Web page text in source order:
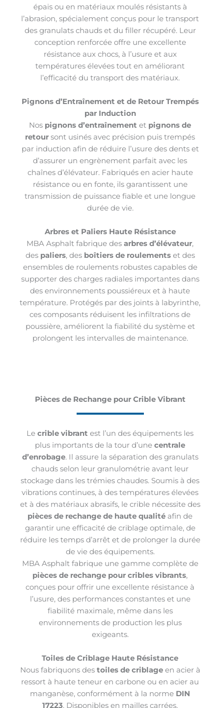
épais ou en matériaux moulés résistants à
l’abrasion, spécialement conçus pour le transport
des granulats chauds et du filler récupéré. Leur
conception renforcée offre une excellente
résistance aux chocs, à l’usure et aux
températures élevées tout en améliorant
l’efficacité du transport des matériaux.
Pignons d’Entraînement et de Retour Trempés
par Induction
Nos pignons d’entraînement et pignons de
retour sont usinés avec précision puis trempés
par induction afin de réduire l’usure des dents et
d’assurer un engrènement parfait avec les
chaînes d’élévateur. Fabriqués en acier haute
résistance ou en fonte, ils garantissent une
transmission de puissance fiable et une longue
durée de vie.
Arbres et Paliers Haute Résistance
MBA Asphalt fabrique des arbres d’élévateur,
des paliers, des boîtiers de roulementset des
ensembles de roulements robustes capables de
supporter des charges radiales importantes dans
des environnements poussiéreux et à haute
température. Protégés par des joints à labyrinthe,
ces composants réduisent les infiltrations de
poussière, améliorent la fiabilité du système et
prolongent les intervalles de maintenance.
Pièces de Rechange pour Crible Vibrant
Le crible vibrant est l’un des équipements les
plus importants de la tour d’une centrale
d’enrobage. Il assure la séparation des granulats
chauds selon leur granulométrie avant leur
stockage dans les trémies chaudes. Soumis à des
vibrations continues, à des températures élevées
et à des matériaux abrasifs, le crible nécessite des
pièces de rechange de haute qualité afin de
garantir une efficacité de criblage optimale, de
réduire les temps d’arrêt et de prolonger la durée
de vie des équipements.
MBA Asphalt fabrique une gamme complète de
pièces de rechange pour cribles vibrants,
conçues pour offrir une excellente résistance à
l’usure, des performances constantes et une
fiabilité maximale, même dans les
environnements de production les plus
exigeants.
Toiles de Criblage Haute Résistance
Nous fabriquons des toiles de criblageen acier à
ressort à haute teneur en carbone ou en acier au
manganèse, conformément à la norme DIN
17223. Disponibles en mailles carrées,